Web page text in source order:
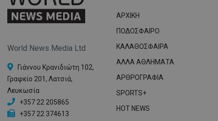
World News Media Ltd
Γιάννου Κρανιδιώτη 102,
Γραφείο 201, Λατσιά,
Λευκωσία
+357 22 205865
+357 22 374613
ΑΡΧΙΚΗ
ΠΟΔΟΣΦΑΙΡΟ
ΚΑΛΑΘΟΣΦΑΙΡΑ
ΑΛΛΑ ΑΘΛΗΜΑΤΑ
ΑΡΘΡΟΓΡΑΦΙΑ
SPORTS+
HOT NEWS